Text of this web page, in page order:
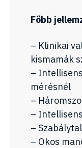
Főbb
– Klinikai
kismamák
–
mérésnél
–
–
–
– Okos